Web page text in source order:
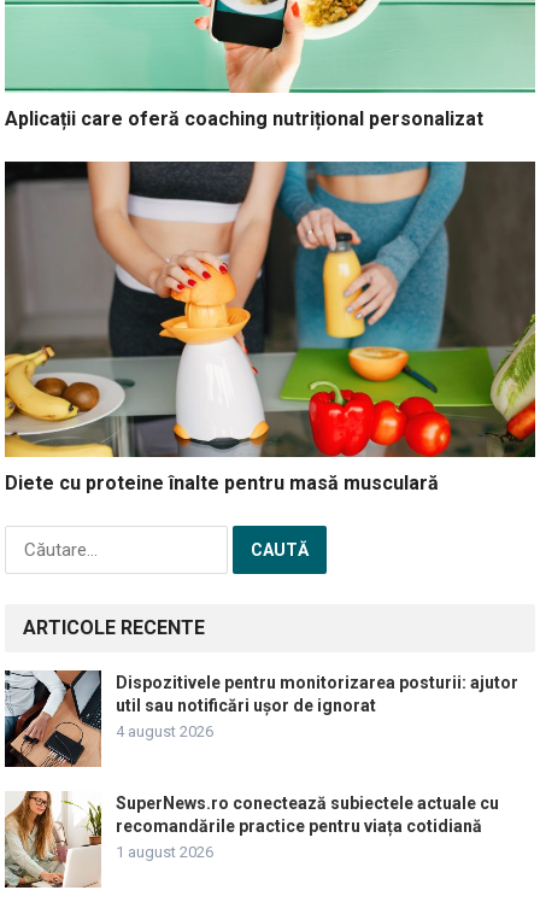
Aplicații care oferă coaching nutrițional personalizat
Diete cu proteine înalte pentru masă musculară
Caută
după:
ARTICOLE RECENTE
Dispozitivele pentru monitorizarea posturii: ajutor
util sau notificări ușor de ignorat
4 august 2026
SuperNews.ro conectează subiectele actuale cu
recomandările practice pentru viața cotidiană
1 august 2026